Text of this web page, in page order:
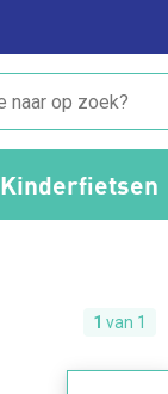
Kinderfietsen
1 van 1